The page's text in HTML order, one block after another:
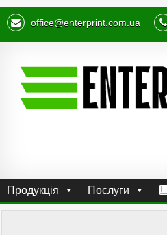
office@enterprint.com.ua
Продукція Послуги